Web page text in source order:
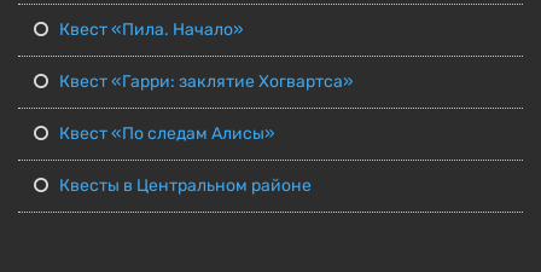
Квест «Пила. Начало»
Квест «Гарри: заклятие Хогвартса»
Квест «По следам Алисы»
Квесты в Центральном районе